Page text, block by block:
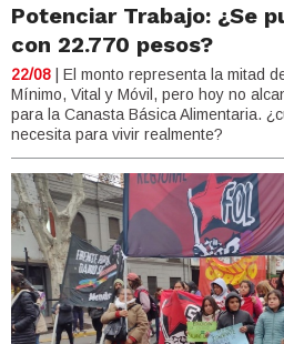
Potenciar Trabajo: ¿Se
con 22.770 pesos?
22/08 | El monto representa la mitad
Mínimo, Vital y Móvil, pero hoy no
para la Canasta Básica Alimentaria.
necesita para vivir realmente?